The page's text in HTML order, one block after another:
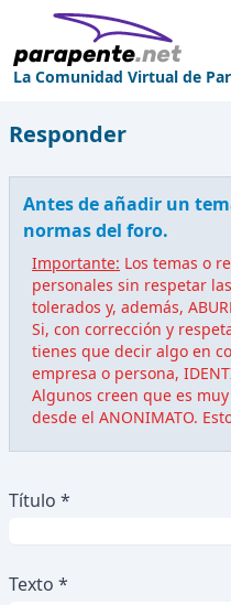
La Comunidad Virtual de
Responder
Antes de añadir un
normas del foro.
Importante: Los temas o
personales sin respetar
tolerados y, además,
Si, con corrección y
tienes que decir algo en
empresa o persona,
Algunos creen que es
desde el ANONIMATO.
Título *
Texto *